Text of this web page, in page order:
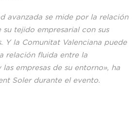
avanzada se mide por la relación
su tejido empresarial con sus
Y la Comunitat Valenciana puede
relación fluida entre la
las empresas de su entorno», ha
Soler durante el evento.